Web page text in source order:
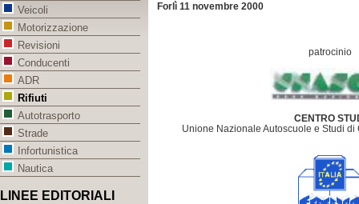
Forlì 11 novembre 2000
patrocinio
CENTRO
Unione Nazionale Autoscuole e Studi
Veicoli
Motorizzazione
Revisioni
Conducenti
ADR
Rifiuti
Autotrasporto
Strade
Infortunistica
Nautica
LINEE EDITORIALI